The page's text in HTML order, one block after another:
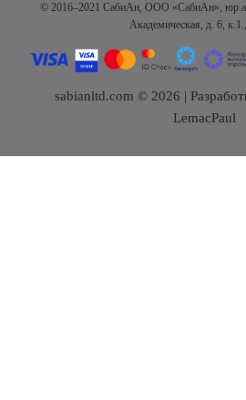
© 2016–2021 СабиАн, ООО «СабиАн»,
Академическая, д. 6,
sabianltd.com © 2026 |
LemacPaul